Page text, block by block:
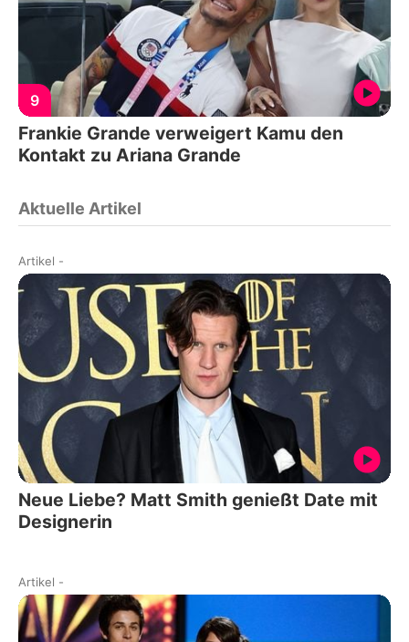
9
Frankie Grande verweigert Kamu den
Kontakt zu Ariana Grande
Aktuelle Artikel
Artikel -
Neue Liebe? Matt Smith genießt Date mit
Designerin
Artikel -